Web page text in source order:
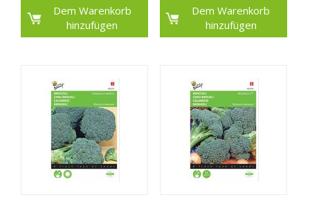
Dem Warenkorb
hinzufügen
Dem Warenkorb
hinzufügen